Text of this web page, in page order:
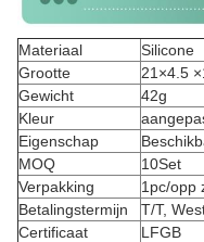
Materiaal
Silicone
Grootte
21×4.5
Gewicht
42g
Kleur
Eigenschap
MOQ
10Set
Verpakking
1pc/opp
Betalingstermijn
T/T,
Certificaat
LFGB